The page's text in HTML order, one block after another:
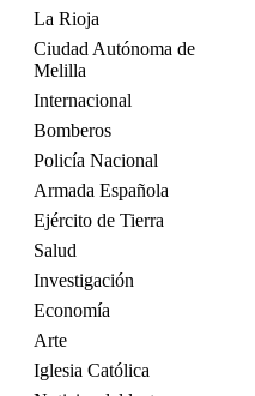
La Rioja
Ciudad Autónoma de
Melilla
Internacional
Bomberos
Policía Nacional
Armada Española
Ejército de Tierra
Salud
Investigación
Economía
Arte
Iglesia Católica